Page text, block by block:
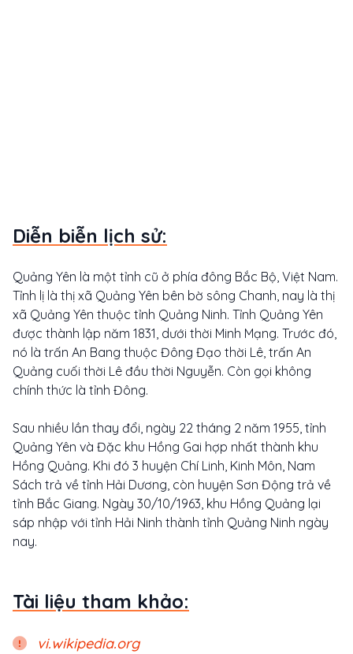
Diễn biễn lịch sử:
Quảng Yên là một tỉnh cũ ở phía đông Bắc Bộ, Việt Nam.
Tỉnh lị là thị xã Quảng Yên bên bờ sông Chanh, nay là thị
xã Quảng Yên thuộc tỉnh Quảng Ninh. Tỉnh Quảng Yên
được thành lập năm 1831, dưới thời Minh Mạng. Trước đó,
nó là trấn An Bang thuộc Đông Đạo thời Lê, trấn An
Quảng cuối thời Lê đầu thời Nguyễn. Còn gọi không
chính thức là tỉnh Đông.
Sau nhiều lần thay đổi, ngày 22 tháng 2 năm 1955, tỉnh
Quảng Yên và Đặc khu Hồng Gai hợp nhất thành khu
Hồng Quảng. Khi đó 3 huyện Chí Linh, Kinh Môn, Nam
Sách trả về tỉnh Hải Dương, còn huyện Sơn Động trả về
tỉnh Bắc Giang. Ngày 30/10/1963, khu Hồng Quảng lại
sáp nhập với tỉnh Hải Ninh thành tỉnh Quảng Ninh ngày
nay.
Tài liệu tham khảo:
vi.wikipedia.org